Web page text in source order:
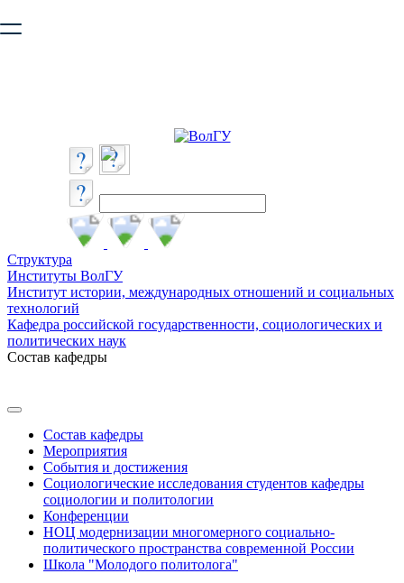
безопасную работу с сайтом. Пожалуйста
Структура
Институты ВолГУ
Институт истории, международных отношений и социальных
технологий
Кафедра российской государственности, социологических и
политических наук
Состав кафедры
Состав кафедры
Мероприятия
События и достижения
Социологические исследования студентов кафедры
социологии и политологии
Конференции
НОЦ модернизации многомерного социально-
политического пространства современной России
Школа "Молодого политолога"